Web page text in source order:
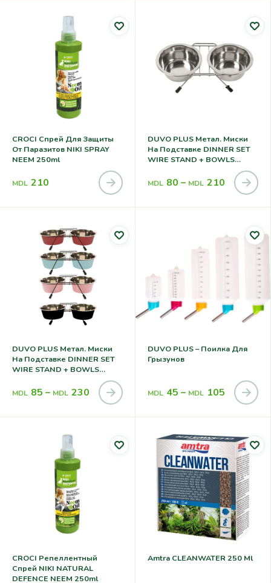
CROCI Спрей Для Защиты
От Паразитов NIKI SPRAY
NEEM 250ml
MDL 210
DUVO PLUS Метал. Миски
На Подставке DINNER SET
WIRE STAND + BOWLS
MDL 80 – MDL 210
DUVO PLUS Метал. Миски
На Подставке DINNER SET
WIRE STAND + BOWLS
MDL 85 – MDL 230
DUVO PLUS – Поилка Для
Грызунов
MDL 45 – MDL 105
CROCI Репеллентный
Спрей NIKI NATURAL
DEFENCE NEEM 250ml
Amtra CLEANWATER 250 Ml